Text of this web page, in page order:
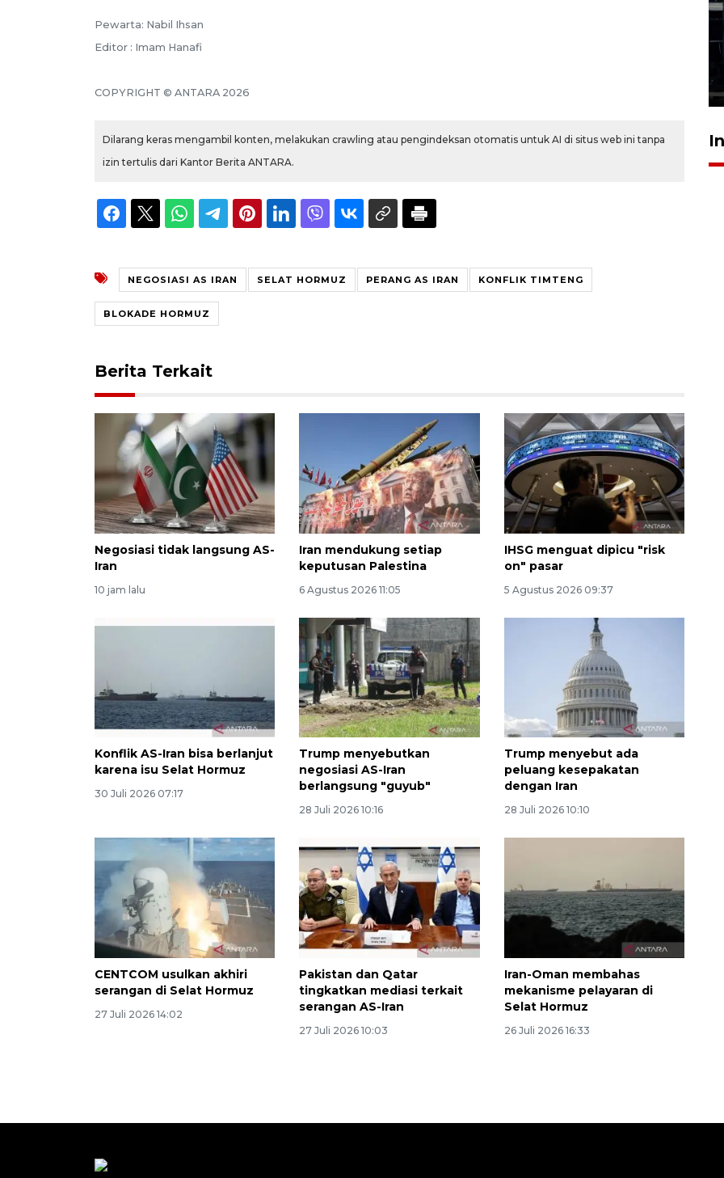
Pewarta: Nabil Ihsan
Editor : Imam Hanafi
COPYRIGHT © ANTARA 2026
Dilarang keras mengambil konten, melakukan crawling atau pengindeksan otomatis untuk AI di situs web ini tanpa
izin tertulis dari Kantor Berita ANTARA.
NEGOSIASI AS IRAN SELAT HORMUZ PERANG AS IRAN KONFLIK TIMTENG
BLOKADE HORMUZ
Berita Terkait
Negosiasi tidak langsung AS-
Iran
10 jam lalu
Iran mendukung setiap
keputusan Palestina
6 Agustus 2026 11:05
IHSG menguat dipicu "risk
on" pasar
5 Agustus 2026 09:37
Konflik AS-Iran bisa berlanjut
karena isu Selat Hormuz
30 Juli 2026 07:17
Trump menyebutkan
negosiasi AS-Iran
berlangsung "guyub"
28 Juli 2026 10:16
Trump menyebut ada
peluang kesepakatan
dengan Iran
28 Juli 2026 10:10
CENTCOM usulkan akhiri
serangan di Selat Hormuz
27 Juli 2026 14:02
Pakistan dan Qatar
tingkatkan mediasi terkait
serangan AS-Iran
27 Juli 2026 10:03
Iran-Oman membahas
mekanisme pelayaran di
Selat Hormuz
26 Juli 2026 16:33
Ekspedisi Rupiah Berdaulat
2026 sambangi Papua
2026-08-06 13:15:00